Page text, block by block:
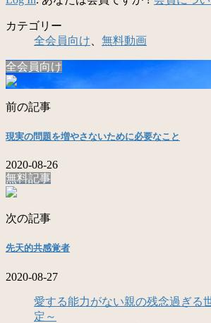
カテゴリー
全会員向け
無料動画
全会員向け
前の記事
現実の問題を増やさないために必要なこと
2020-08-26
無料記事
次の記事
先天的共感覚者
2020-08-27
愛する能力がない親の残念過ぎる
定～